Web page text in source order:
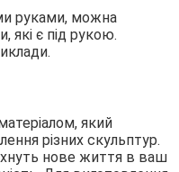
руками, можна
які є під рукою.
який
різних скульптур.
нове життя в ваш